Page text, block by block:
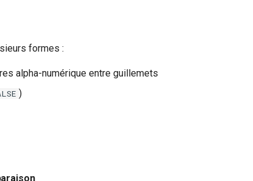
formes :
alpha-numérique entre guillemets
)